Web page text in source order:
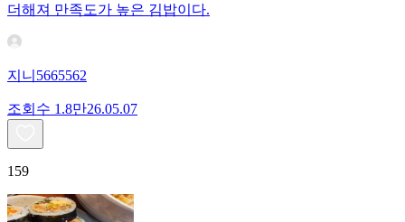
더해져 만족도가 높은 김밥이다.
지니5665562
조회수 1.8만26.05.07
159